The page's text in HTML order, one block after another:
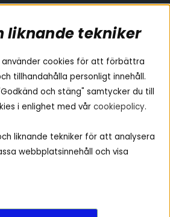
Följ oss
Instagram
Facebook
Youtube
liknande tekniker
använder cookies för att förbättra
tillhandahålla personligt innehåll.
och stäng" samtycker du till
i enlighet med vår cookiepolicy.
liknande tekniker för att analysera
webbplatsinnehåll och visa